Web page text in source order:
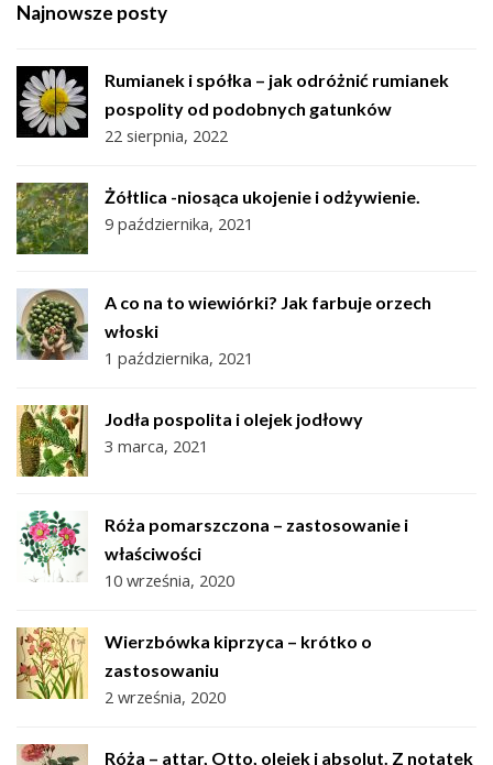
Najnowsze posty
Rumianek i spółka – jak odróżnić rumianek
pospolity od podobnych gatunków
22 sierpnia, 2022
Żółtlica -niosąca ukojenie i odżywienie.
9 października, 2021
A co na to wiewiórki? Jak farbuje orzech
włoski
1 października, 2021
Jodła pospolita i olejek jodłowy
3 marca, 2021
Róża pomarszczona – zastosowanie i
właściwości
10 września, 2020
Wierzbówka kiprzyca – krótko o
zastosowaniu
2 września, 2020
Róża – attar, Otto, olejek i absolut. Z notatek